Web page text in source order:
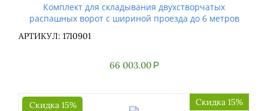
Комплект для складывания двухстворчатых
распашных ворот с шириной проезда до 6 метров
АРТИКУЛ: 1710901
66 003.00 Р
Скидка 15% Скидка 15%